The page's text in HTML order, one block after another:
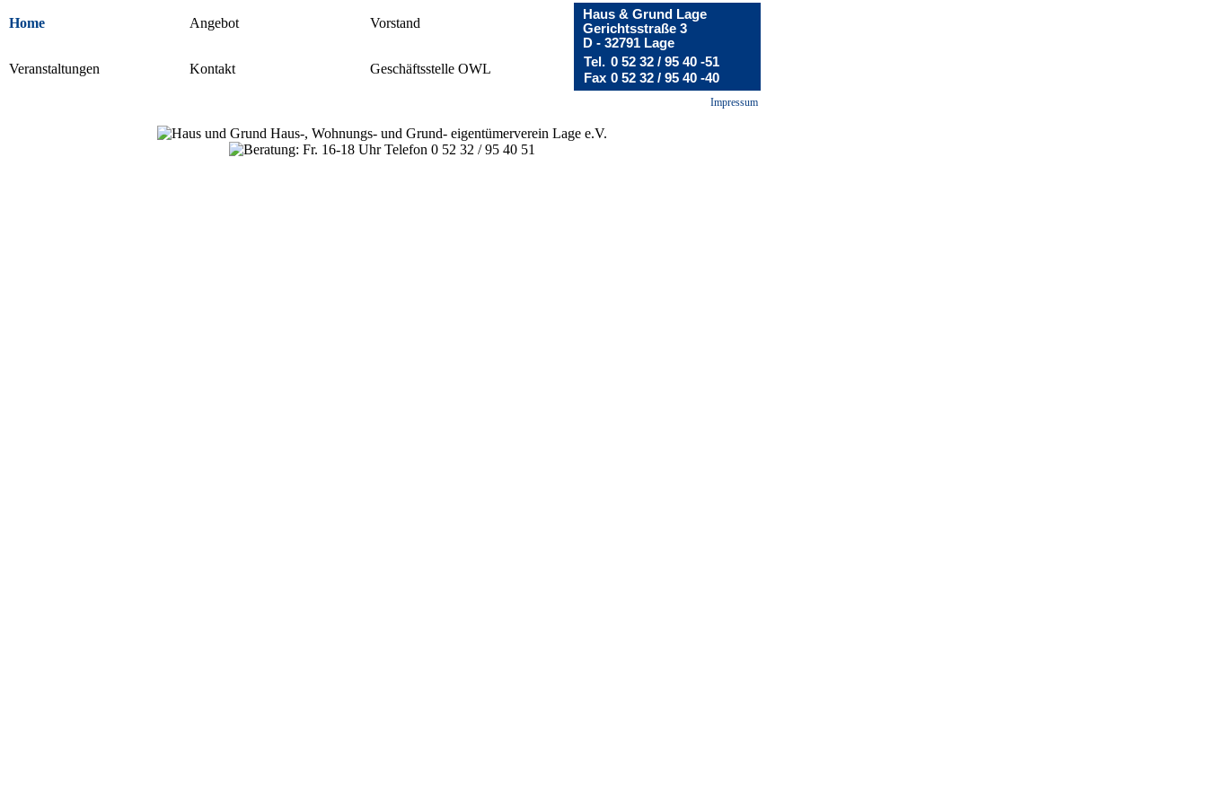
Home Angebot Vorstand
Haus & Grund Lage
Gerichtsstraße 3
D - 32791 Lage
Tel. 0 52 32 / 95 40 -51
Fax 0 52 32 / 95 40 -40
Veranstaltungen Kontakt Geschäftsstelle OWL
Impressum